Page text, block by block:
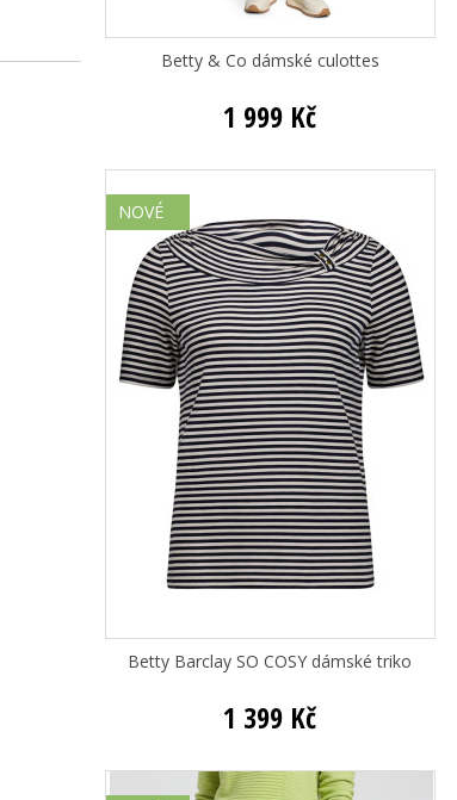
Betty & Co dámské culottes
1 999 Kč
NOVÉ
Betty Barclay SO COSY dámské triko
1 399 Kč